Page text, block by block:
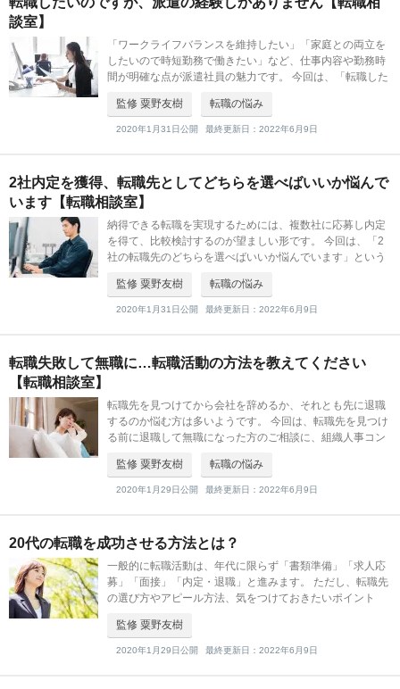
談室】
「ワークライフバランスを維持したい」「家庭との両立を
したいので時短勤務で働きたい」など、仕事内容や勤務時
間が明確な点が派遣社員の魅力です。 今回は、「転職した
談に、組織人事コンサルティング
監修 粟野友樹 転職の悩み
2020年1月31日公開 最終更新日：2022年6月9日
2社内定を獲得、転職先としてどちらを選べばいいか悩んで
います【転職相談室】
納得できる転職を実現するためには、複数社に応募し内定
を得て、比較検討するのが望ましい形です。 今回は、「2
社の転職先のどちらを選べばいいか悩んでいます」という
氏がお答えします。
監修 粟野友樹 転職の悩み
2020年1月31日公開 最終更新日：2022年6月9日
転職失敗して無職に…転職活動の方法を教えてください
【転職相談室】
転職先を見つけてから会社を辞めるか、それとも先に退職
するのか悩む方は多いようです。 今回は、転職先を見つけ
る前に退職して無職になった方のご相談に、組織人事コン
監修 粟野友樹 転職の悩み
2020年1月29日公開 最終更新日：2022年6月9日
20代の転職を成功させる方法とは？
一般的に転職活動は、年代に限らず「書類準備」「求人応
募」「面接」「内定・退職」と進みます。 ただし、転職先
の選び方やアピール方法、気をつけておきたいポイント
方法を、組織人事コンサ
監修 粟野友樹
2020年1月29日公開 最終更新日：2022年6月9日